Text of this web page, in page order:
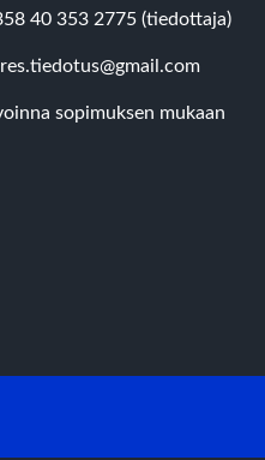
40 353 2775 (tiedottaja)
sopimuksen mukaan